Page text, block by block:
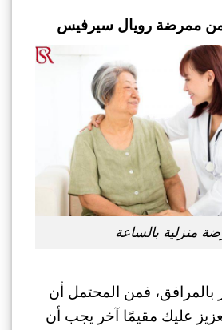
من ممرضة رويال سيرفيس
منزلية بالساعة
بالمرافق، فمن المحتمل أن
عليك مقيمًا آخر يجب أن